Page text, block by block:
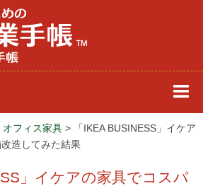
オフィス家具
「IKEA BUSINESS」イケア
造してみた結果
」イケアの家具でコスパ